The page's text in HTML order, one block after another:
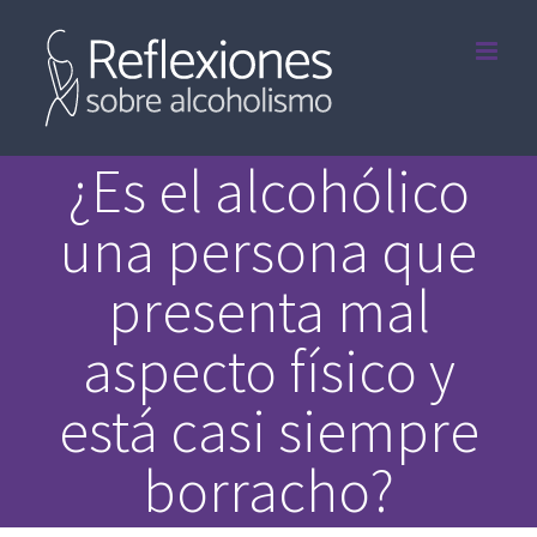
contenido
¿Es el alcohólico
una persona que
presenta mal
aspecto físico y
está casi siempre
borracho?